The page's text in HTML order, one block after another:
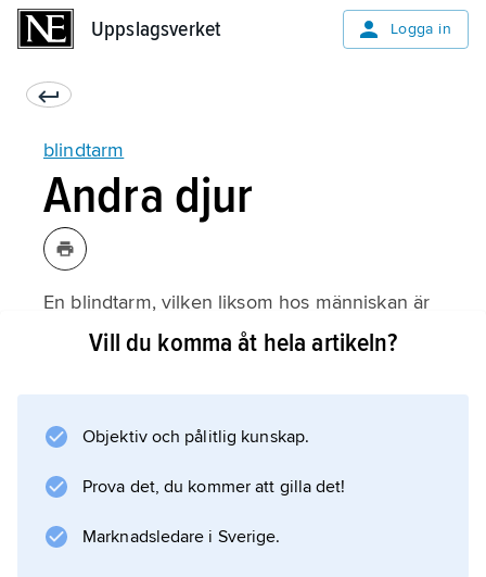
Uppslagsverket Logga in
blindtarm
Andra djur
En blindtarm, vilken liksom hos människan är
placerad vid övergången mellan tunntarmen
hardjur. Den fungerar hos dessa som ett slags
jäskammare, där bl.a. cellulosa bryts ned av
Vill du komma åt hela artikeln?
Objektiv och pålitlig kunskap.
Prova det, du kommer att gilla det!
Marknadsledare i Sverige.